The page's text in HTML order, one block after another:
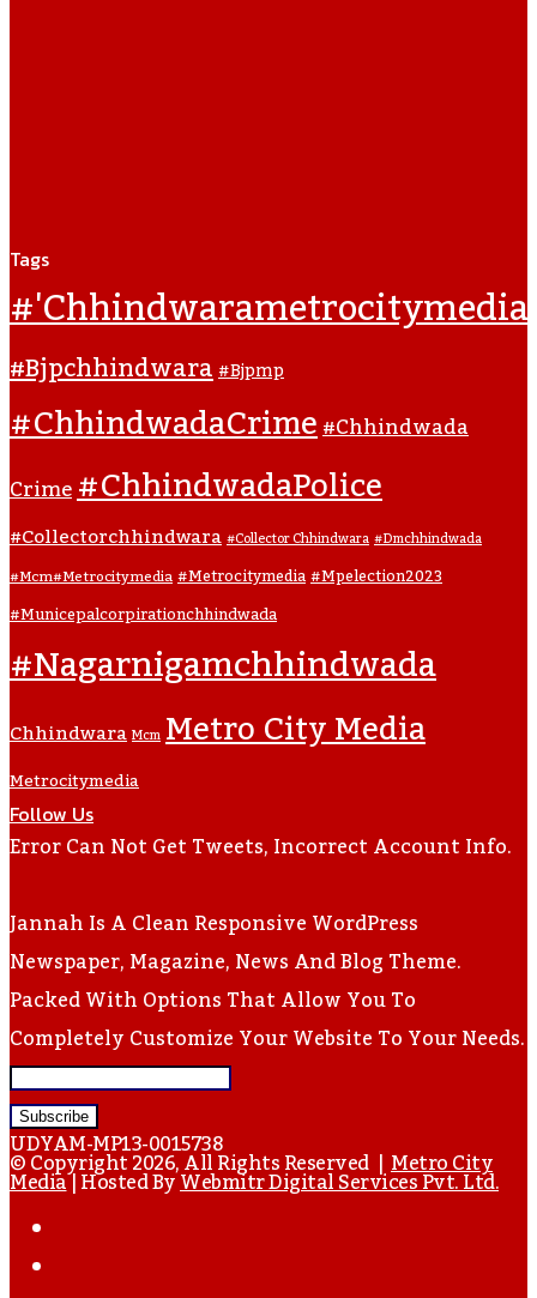
Tags
#'chhindwarametrocitymedia
#bjpchhindwara#bjpmp
#ChhindwadaCrime#Chhindwada
Crime#ChhindwadaPolice
#collectorchhindwara#collector Chhindwara#dmchhindwada
#mcm#metrocitymedia#metrocitymedia#mpelection2023
#municepalcorpirationchhindwada
#nagarnigamchhindwada
ChhindwaraMcmMetro City Media
Metrocitymedia
Follow Us
Error Can Not Get Tweets, Incorrect Account Info.
Jannah Is A Clean Responsive WordPress
Newspaper, Magazine, News And Blog Theme.
Packed With Options That Allow You To
Completely Customize Your Website To Your Needs.
Enter
Your
Email
Address
UDYAM-MP13-0015738
© Copyright 2026, All Rights Reserved |Metro City
Media| Hosted ByWebmitr Digital Services Pvt. Ltd.